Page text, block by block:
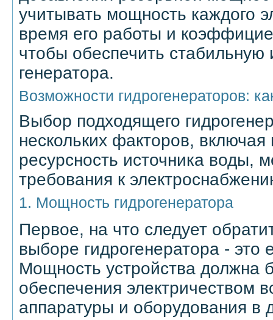
учитывать мощность каждого
время его работы и
чтобы обеспечить стабильную
генератора.
Возможности гидрогенераторов:
Выбор подходящего
нескольких факторов,
ресурсность источника воды,
требования к
1. Мощность гидрогенератора
Первое, на что следует
выборе гидрогенератора - это
Мощность устройства должна
обеспечения электричеством
аппаратуры и оборудования в